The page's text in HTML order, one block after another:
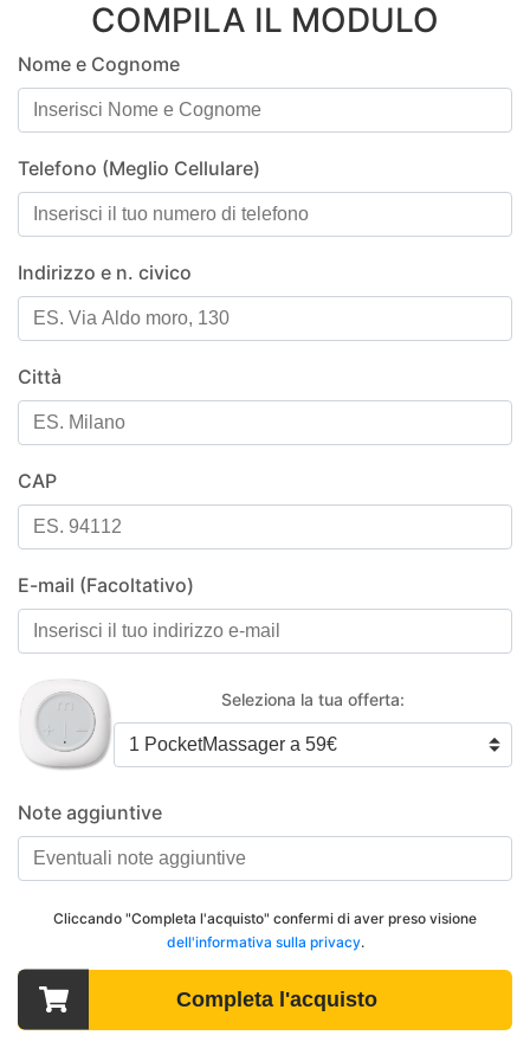
COMPILA IL MODULO
Nome e Cognome
Telefono (Meglio Cellulare)
Indirizzo e n. civico
Città
CAP
E-mail (Facoltativo)
Seleziona la tua offerta:
Note aggiuntive
Cliccando "Completa l'acquisto" confermi di aver preso visione
dell'informativa sulla privacy.
Completa l'acquisto